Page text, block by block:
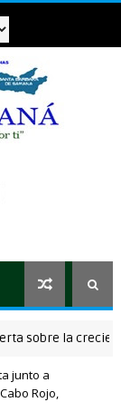
la creciente
junto a
Rojo,